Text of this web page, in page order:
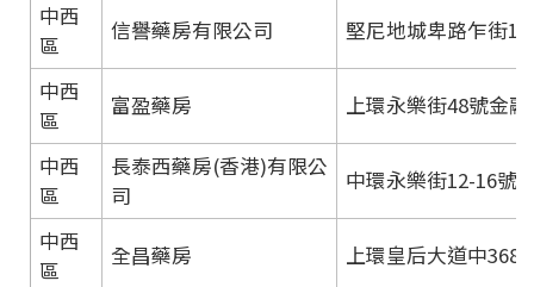
中西
區
信譽藥房有限公司 堅尼地城卑路乍街
中西
區
富盈藥房 上環永樂街48號金
中西
區
長泰西藥房(香港)有限公
司
中環永樂街12-16號
中西
區
全昌藥房 上環皇后大道中368